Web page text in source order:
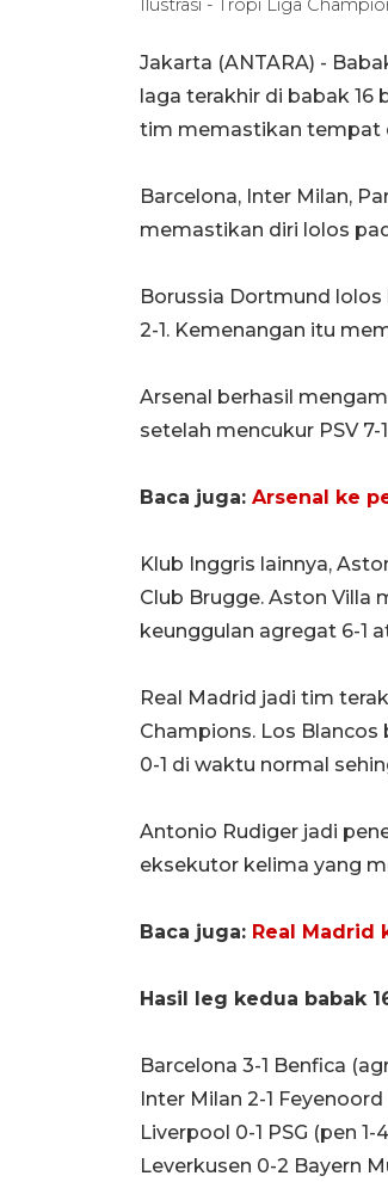
Ilustrasi - Tropi Liga
Jakarta (ANTARA) -
laga terakhir di babak 16
tim memastikan tempat
Barcelona, Inter Milan,
memastikan diri lolos
Borussia Dortmund
2-1. Kemenangan itu
Arsenal berhasil
setelah mencukur PSV
Baca juga: Arsenal ke
Klub Inggris lainnya,
Club Brugge. Aston Villa
keunggulan agregat 6-1
Real Madrid jadi tim
Champions. Los
0-1 di waktu normal
Antonio Rudiger jadi
eksekutor kelima yang
Baca juga: Real Madrid
Hasil leg kedua babak
Barcelona 3-1 Benfica
Inter Milan 2-1
Liverpool 0-1 PSG (pen 1-
Leverkusen 0-2 Bayern